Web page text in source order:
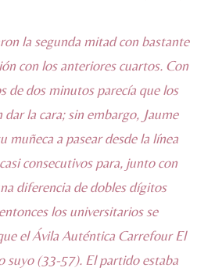
la segunda mitad con bastante
con los anteriores cuartos. Con
de dos minutos parecía que los
la cara; sin embargo, Jaume
muñeca a pasear desde la línea
consecutivos para, junto con
diferencia de dobles dígitos
los universitarios se
el Ávila Auténtica Carrefour El
suyo (33-57). El partido estaba